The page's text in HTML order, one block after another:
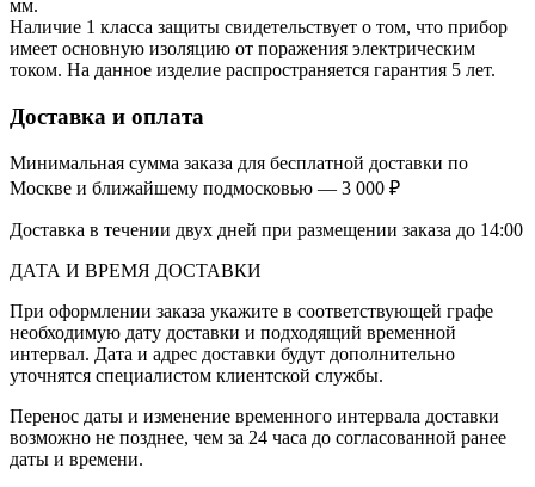
мм.
Наличие 1 класса защиты свидетельствует о том, что прибор
имеет основную изоляцию от поражения электрическим
током. На данное изделие распространяется гарантия 5 лет.
Доставка и оплата
Минимальная сумма заказа для бесплатной доставки по
Москве и ближайшему подмосковью — 3 000 ₽
Доставка в течении двух дней при размещении заказа до 14:00
ДАТА И ВРЕМЯ ДОСТАВКИ
При оформлении заказа укажите в соответствующей графе
необходимую дату доставки и подходящий временной
интервал. Дата и адрес доставки будут дополнительно
уточнятся специалистом клиентской службы.
Перенос даты и изменение временного интервала доставки
возможно не позднее, чем за 24 часа до согласованной ранее
даты и времени.